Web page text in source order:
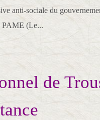
anti-sociale du
PAME (Le...
de